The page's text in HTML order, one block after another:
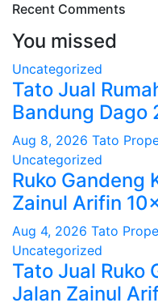
Recent Comments
You missed
Uncategorized
Tato Jual
Bandung Dago
Aug 8, 2026 Tato
Uncategorized
Ruko Gandeng
Zainul Arifin
Aug 4, 2026 Tato
Uncategorized
Tato Jual Ruko
Jalan Zainul